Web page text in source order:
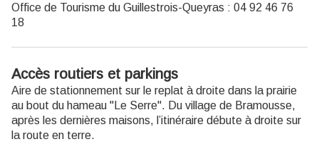
Office de Tourisme du Guillestrois-Queyras : 04 92 46 76
18
Accès routiers et parkings
Aire de stationnement sur le replat à droite dans la prairie
au bout du hameau "Le Serre". Du village de Bramousse,
après les dernières maisons, l’itinéraire débute à droite sur
la route en terre.